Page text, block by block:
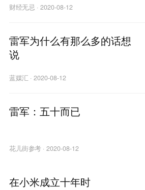
财经无忌 · 2020-08-12
雷军为什么有那么多的话想
说
蓝媒汇 ·2020-08-12
雷军：五十而已
花儿街参考 ·2020-08-12
在小米成立十年时